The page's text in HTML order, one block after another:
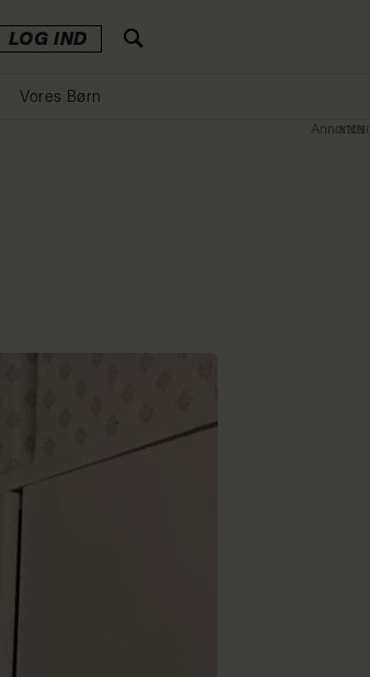
LOG IND
Vores Børn
Annonce